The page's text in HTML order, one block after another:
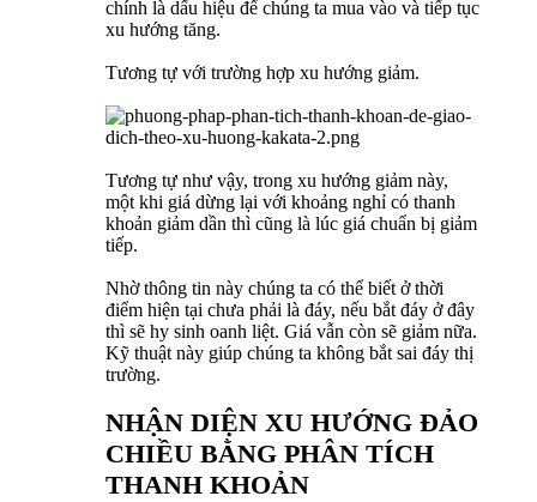
chính là dấu hiệu để chúng ta mua vào và tiếp tục
xu hướng tăng.
Tương tự với trường hợp xu hướng giảm.
Tương tự như vậy, trong xu hướng giảm này,
một khi giá dừng lại với khoảng nghỉ có thanh
khoản giảm dần thì cũng là lúc giá chuẩn bị giảm
tiếp.
Nhờ thông tin này chúng ta có thể biết ở thời
điểm hiện tại chưa phải là đáy, nếu bắt đáy ở đây
thì sẽ hy sinh oanh liệt. Giá vẫn còn sẽ giảm nữa.
Kỹ thuật này giúp chúng ta không bắt sai đáy thị
trường.
NHẬN DIỆN XU HƯỚNG ĐẢO
CHIỀU BẰNG PHÂN TÍCH
THANH KHOẢN